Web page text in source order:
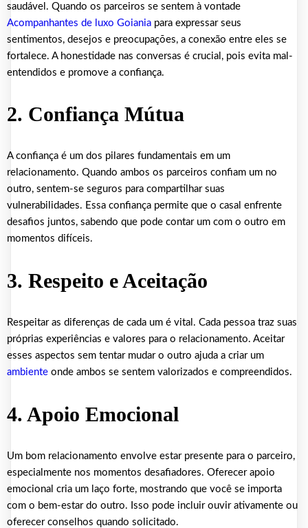
saudável. Quando os parceiros se sentem à vontade
Acompanhantes de luxo Goiania para expressar seus
sentimentos, desejos e preocupações, a conexão entre eles se
fortalece. A honestidade nas conversas é crucial, pois evita mal-
entendidos e promove a confiança.
2. Confiança Mútua
A confiança é um dos pilares fundamentais em um
relacionamento. Quando ambos os parceiros confiam um no
outro, sentem-se seguros para compartilhar suas
vulnerabilidades. Essa confiança permite que o casal enfrente
desafios juntos, sabendo que pode contar um com o outro em
momentos difíceis.
3. Respeito e Aceitação
Respeitar as diferenças de cada um é vital. Cada pessoa traz suas
próprias experiências e valores para o relacionamento. Aceitar
esses aspectos sem tentar mudar o outro ajuda a criar um
ambiente onde ambos se sentem valorizados e compreendidos.
4. Apoio Emocional
Um bom relacionamento envolve estar presente para o parceiro,
especialmente nos momentos desafiadores. Oferecer apoio
emocional cria um laço forte, mostrando que você se importa
com o bem-estar do outro. Isso pode incluir ouvir ativamente ou
oferecer conselhos quando solicitado.